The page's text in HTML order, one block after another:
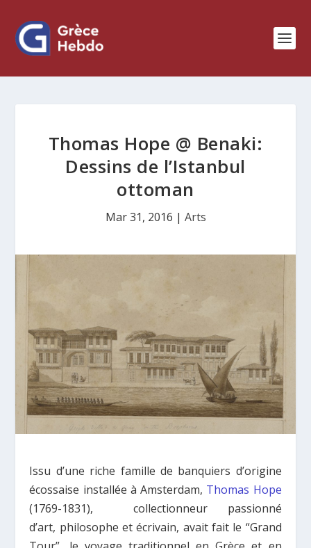
Thomas Hope @ Benaki:
Dessins de l’Istanbul
ottoman
Mar 31, 2016 | Arts
Issu d’une riche famille de banquiers d’origine
écossaise installée à Amsterdam, Thomas Hope
(1769-1831), collectionneur passionné
d’art, philosophe etécrivain, avait fait le “Grand